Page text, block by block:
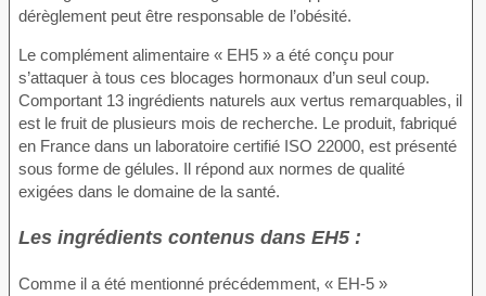
dérèglement peut être responsable de l’obésité.
Le complément alimentaire « EH5 » a été conçu pour
s’attaquer à tous ces blocages hormonaux d’un seul coup.
Comportant 13 ingrédients naturels aux vertus remarquables, il
est le fruit de plusieurs mois de recherche. Le produit, fabriqué
en France dans un laboratoire certifié ISO 22000, est présenté
sous forme de gélules. Il répond aux normes de qualité
exigées dans le domaine de la santé.
Les ingrédients contenus dans EH5 :
Comme il a été mentionné précédemment, « EH-5 »